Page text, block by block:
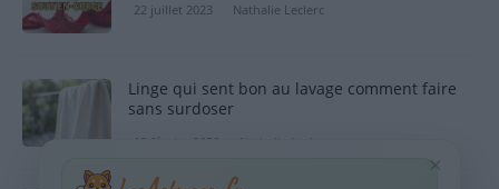
22 juillet 2023 Nathalie Leclerc
Linge qui sent bon au lavage comment faire
sans surdoser
13 février 2026 Nathalie Leclerc
×